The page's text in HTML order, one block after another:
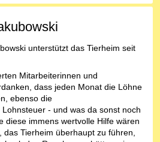
unterstützt das Tierheim seit
Mitarbeiterinnen und
dass jeden Monat die Löhne
ebenso die
- und was da sonst noch
diese immens wertvolle Hilfe wären
Tierheim überhaupt zu führen,